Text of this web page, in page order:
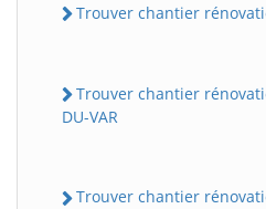
Trouver chantier
Trouver chantier
DU-VAR
Trouver chantier